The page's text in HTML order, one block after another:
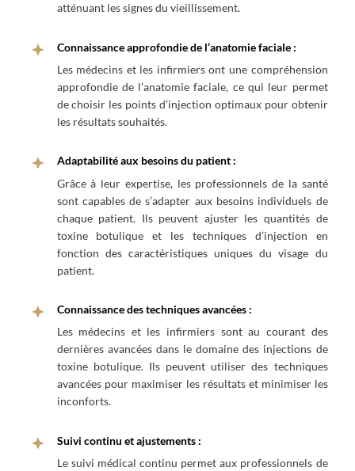
atténuant les signes du vieillissement.
Connaissance approfondie de l’anatomie faciale :
Les médecins et les infirmiers ont une compréhension
approfondie de l’anatomie faciale, ce qui leur permet
de choisir les points d’injection optimaux pour obtenir
les résultats souhaités.
Adaptabilité aux besoins du patient :
Grâce à leur expertise, les professionnels de la santé
sont capables de s’adapter aux besoins individuels de
chaque patient. Ils peuvent ajuster les quantités de
toxine botulique et les techniques d’injection en
fonction des caractéristiques uniques du visage du
patient.
Connaissance des techniques avancées :
Les médecins et les infirmiers sont au courant des
dernières avancées dans le domaine des injections de
toxine botulique. Ils peuvent utiliser des techniques
avancées pour maximiser les résultats et minimiser les
inconforts.
Suivi continu et ajustements :
Le suivi médical continu permet aux professionnels de